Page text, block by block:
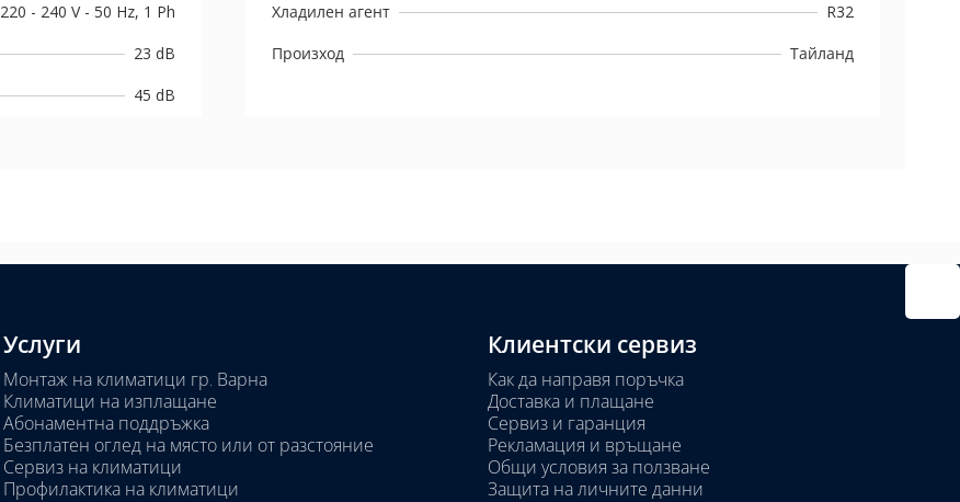
220 - 240 V - 50 Hz, 1 Ph
23 dB
45 dB
Хладилен агент
R32
Произход
Тайланд
Услуги
Монтаж на климатици гр. Варна
Климатици на изплащане
Абонаментна поддръжка
Безплатен оглед на място или от разстояние
Сервиз на климатици
Профилактика на климатици
Клиентски сервиз
Как да направя поръчка
Доставка и плащане
Сервиз и гаранция
Рекламация и връщане
Общи условия за ползване
Защита на личните данни